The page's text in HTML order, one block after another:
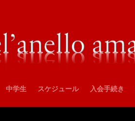
中学生 スケジュール 入会手続き